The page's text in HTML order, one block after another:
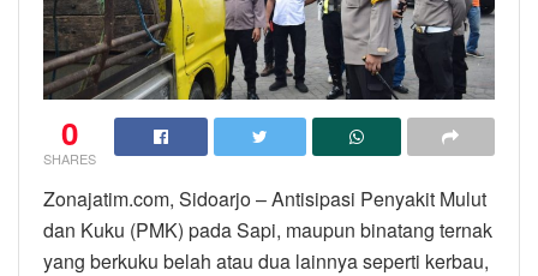
0
SHARES
Zonajatim.com, Sidoarjo – Antisipasi Penyakit Mulut
dan Kuku (PMK) pada Sapi, maupun binatang ternak
yang berkuku belah atau dua lainnya seperti kerbau,